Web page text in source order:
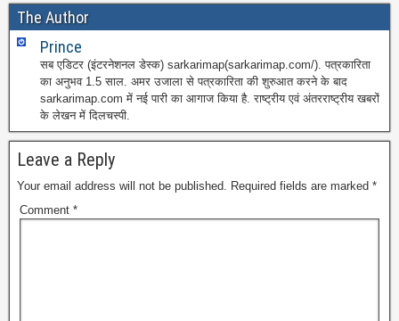
The Author
Prince
सब एडिटर (इंटरनेशनल डेस्क) sarkarimap(sarkarimap.com/). पत्रकारिता
का अनुभव 1.5 साल. अमर उजाला से पत्रकारिता की शुरुआत करने के बाद
sarkarimap.com में नई पारी का आगाज किया है. राष्ट्रीय एवं अंतरराष्ट्रीय खबरों
के लेखन में दिलचस्पी.
Leave a Reply
Your email address will not be published. Required fields are marked *
Comment *